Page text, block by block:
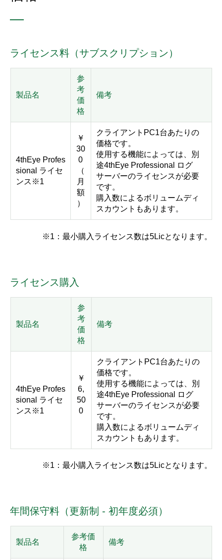
—
ライセンス料（サブスクリプション）
製品名
参
考
価
格
備考
4thEye Profes
sional ライセ
ンス※1
￥
30
0
（
月
額
）
クライアントPC1台あたりの
価格です。
使用する機能によっては、別
途4thEye Professional ログ
サーバーのライセンスが必要
です。
購入数によるボリュームディ
スカウントもあります。
※1：最小購入ライセンス数は5Licとなります。
ライセンス購入
製品名
参
考
価
格
備考
4thEye Profes
sional ライセ
ンス※1
￥
6,
50
0
クライアントPC1台あたりの
価格です。
使用する機能によっては、
別
途4thEye Professional ログ
サーバーのライセンスが必要
です。
購入数によるボリュームディ
スカウントもあります。
※1：最小購入ライセンス数は5Licとなります。
年間保守料（更新制 - 初年度必須）
製品名
参考価
格
備考